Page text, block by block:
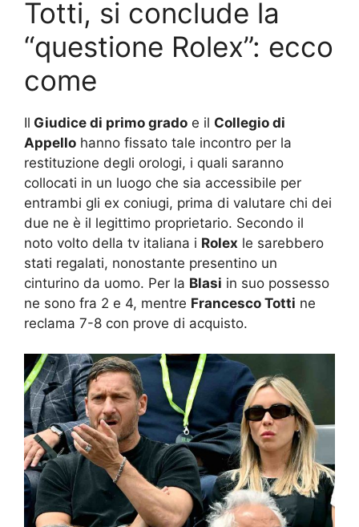
Totti, si conclude la
“questione Rolex”: ecco
come
Il Giudice di primo grado e il Collegio di
Appello hanno fissato tale incontro per la
restituzione degli orologi, i quali saranno
collocati in un luogo che sia accessibile per
entrambi gli ex coniugi, prima di valutare chi dei
due ne è il legittimo proprietario. Secondo il
noto volto della tv italiana i Rolex le sarebbero
stati regalati, nonostante presentino un
cinturino da uomo. Per la Blasi in suo possesso
ne sono fra 2 e 4, mentre Francesco Totti ne
reclama 7-8 con prove di acquisto.